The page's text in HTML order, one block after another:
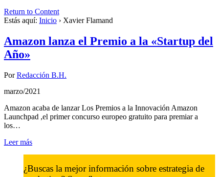
Return to Content
Estás aquí: Inicio › Xavier Flamand
Amazon lanza el Premio a la «Startup del
Año»
PorRedacción B.H.
marzo/2021
Amazon acaba de lanzar Los Premios a la Innovación Amazon
Launchpad ,el primer concurso europeo gratuito para premiar a
los…
Leer más
¿Buscas la mejor información sobre estrategia de